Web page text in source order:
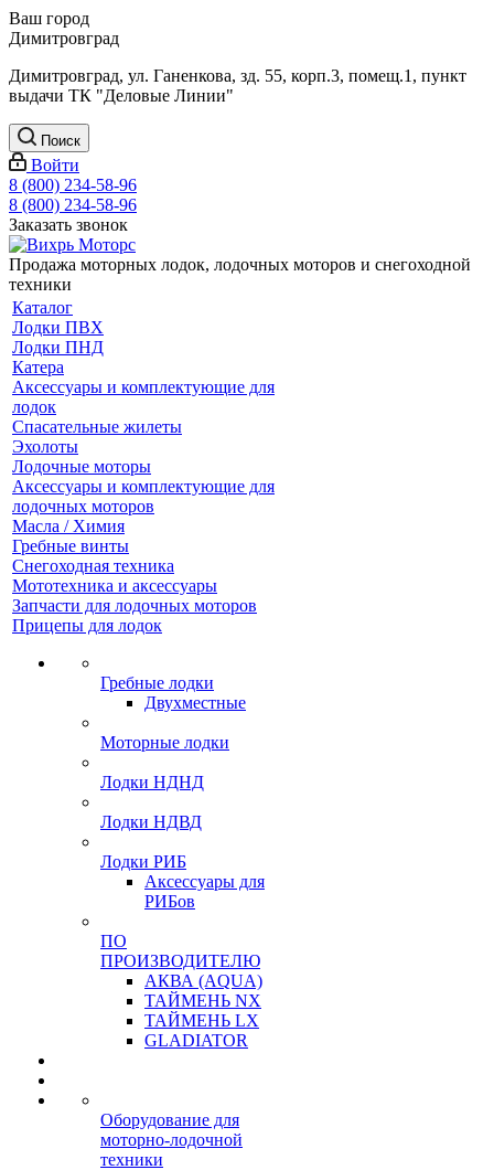
Ваш город
Димитровград
Димитровград, ул. Ганенкова, зд. 55, корп.3, помещ.1, пункт
выдачи ТК "Деловые Линии"
Поиск
Войти
8 (800) 234-58-96
8 (800) 234-58-96
Заказать звонок
Продажа моторных лодок, лодочных моторов и снегоходной
техники
Каталог
Лодки ПВХ
Лодки ПНД
Катера
Аксессуары и комплектующие для
лодок
Спасательные жилеты
Эхолоты
Лодочные моторы
Аксессуары и комплектующие для
лодочных моторов
Масла / Химия
Гребные винты
Снегоходная техника
Мототехника и аксессуары
Запчасти для лодочных моторов
Прицепы для лодок
Гребные лодки
Двухместные
Моторные лодки
Лодки НДНД
Лодки НДВД
Лодки РИБ
Аксессуары для
РИБов
ПО
ПРОИЗВОДИТЕЛЮ
АКВА (AQUA)
ТАЙМЕНЬ NX
ТАЙМЕНЬ LX
GLADIATOR
Оборудование для
моторно-лодочной
техники